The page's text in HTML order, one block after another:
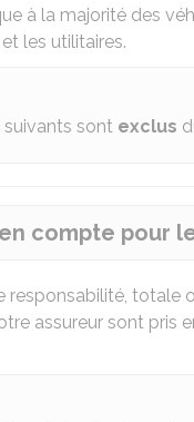
à la majorité des
les utilitaires.
suivants sont exclus
compte pour
responsabilité, totale
assureur sont pris